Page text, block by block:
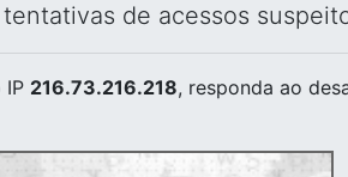
de acessos
IP 216.73.216.218, responda ao